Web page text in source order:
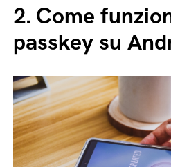
2. Come
passkey su